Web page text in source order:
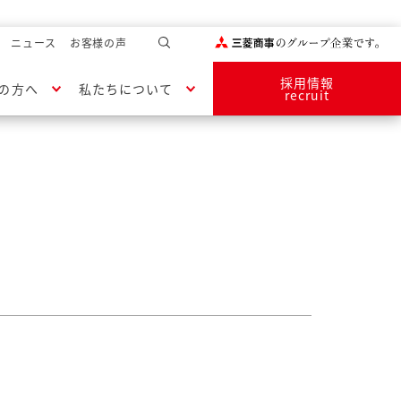
ニュース お客様の声
方へ 私たちについて 採用情報
recruit